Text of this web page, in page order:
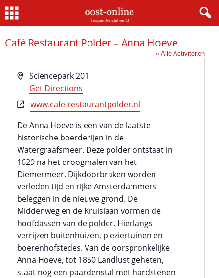
Home
Café Restaurant Polder – Anna Hoeve
« Alle Activiteiten
A
r
s
Sciencepark 201
Get Directions
W
b
s
i
t
e
www.cafe-restaurantpolder.nl
De Anna Hoeve is een van de laatste
historische boerderijen in de
Watergraafsmeer. Deze polder ontstaat in
1629 na het droogmalen van het
Diemermeer. Dijkdoorbraken worden
verleden tijd en rijke Amsterdammers
beleggen in de nieuwe grond. De
Middenweg en de Kruislaan vormen de
hoofdassen van de polder. Hierlangs
verrijzen buitenhuizen, pleziertuinen en
boerenhofstedes. Van de oorspronkelijke
Anna Hoeve, tot 1850 Landlust geheten,
staat nog een paardenstal met hardstenen